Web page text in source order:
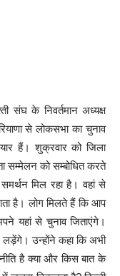
संघ के निवर्तमान अध्यक्ष
से लोकसभा का चुनाव
हैं। शुक्रवार को जिला
सम्मेलन को सम्बोधित करते
मिल रहा है। वहां से
है। लोग मिलते हैं कि आप
यहां से चुनाव जिताएंगे।
लड़ेंगे। उन्होंने कहा कि अभी
है क्या और किस बात के